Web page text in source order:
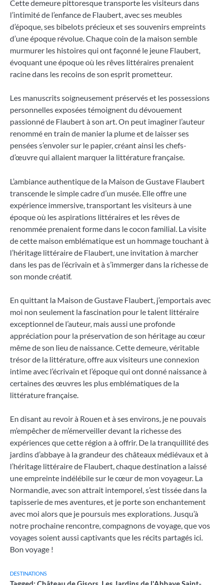
Cette demeure pittoresque transporte les visiteurs dans
l’intimité de l’enfance de Flaubert, avec ses meubles
d’époque, ses bibelots précieux et ses souvenirs empreints
d’une époque révolue. Chaque coin de la maison semble
murmurer les histoires qui ont façonné le jeune Flaubert,
évoquant une époque où les rêves littéraires prenaient
racine dans les recoins de son esprit prometteur.
Les manuscrits soigneusement préservés et les possessions
personnelles exposées témoignent du dévouement
passionné de Flaubert à son art. On peut imaginer l’auteur
renommé en train de manier la plume et de laisser ses
pensées s’envoler sur le papier, créant ainsi les chefs-
d’œuvre qui allaient marquer la littérature française.
L’ambiance authentique de la Maison de Gustave Flaubert
transcende le simple cadre d’un musée. Elle offre une
expérience immersive, transportant les visiteurs à une
époque où les aspirations littéraires et les rêves de
renommée prenaient forme dans le cocon familial. La visite
de cette maison emblématique est un hommage touchant à
l’héritage littéraire de Flaubert, une invitation à marcher
dans les pas de l’écrivain et à s’immerger dans la richesse de
son monde créatif.
En quittant la Maison de Gustave Flaubert, j’emportais avec
moi non seulement la fascination pour le talent littéraire
exceptionnel de l’auteur, mais aussi une profonde
appréciation pour la préservation de son héritage au cœur
même de son lieu de naissance. Cette demeure, véritable
trésor de la littérature, offre aux visiteurs une connexion
intime avec l’écrivain et l’époque qui ont donné naissance à
certaines des œuvres les plus emblématiques de la
littérature française.
En disant au revoir à Rouen et à ses environs, je ne pouvais
m’empêcher de m’émerveiller devant la richesse des
expériences que cette région a à offrir. De la tranquillité des
jardins d’abbaye à la grandeur des châteaux médiévaux et à
l’héritage littéraire de Flaubert, chaque destination a laissé
une empreinte indélébile sur le cœur de mon voyageur. La
Normandie, avec son attrait intemporel, s’est tissée dans la
tapisserie de mes aventures, et je porte son enchantement
avec moi alors que je poursuis mes explorations. Jusqu’à
notre prochaine rencontre, compagnons de voyage, que vos
voyages soient aussi captivants que les récits partagés ici.
Bon voyage !
DESTINATIONS